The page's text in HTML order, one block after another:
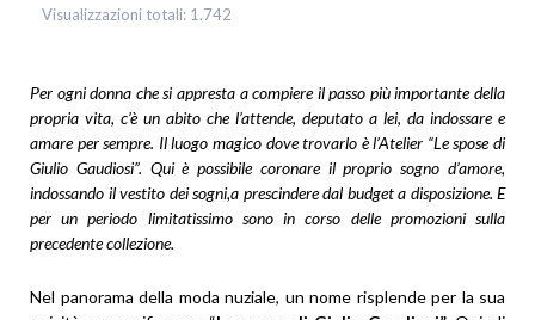
Visualizzazioni totali: 1.742
Per ogni donna che si appresta a compiere il passo più importante della
propria vita, c’è un abito che l’attende, deputato a lei, da indossare e
amare per sempre. Il luogo magico dove trovarlo è l’Atelier “Le spose di
Giulio Gaudiosi”. Qui è possibile coronare il proprio sogno d’amore,
indossando il vestito dei sogni,a prescindere dal budget a disposizione. E
per un periodo limitatissimo sono in corso delle promozioni sulla
precedente collezione.
Nel panorama della moda nuziale, un nome risplende per la sua